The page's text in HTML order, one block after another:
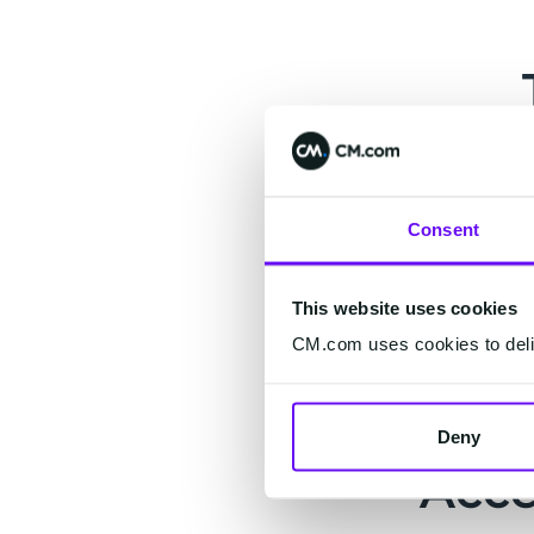
Consent
This website uses cookies
CM.com uses cookies to
Deny
Nous